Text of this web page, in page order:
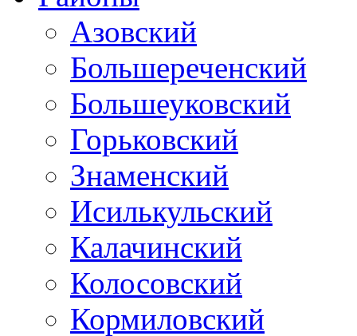
Азовский
Большереченский
Большеуковский
Горьковский
Знаменский
Исилькульский
Калачинский
Колосовский
Кормиловский